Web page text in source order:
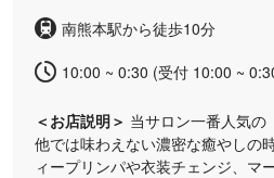
南熊本駅から徒歩10分
10:00 ~ 0:30 (受付 10:00 ~
＜お店説明＞ 当サロン一番人気の
他では味わえない濃密な癒やしの
ィープリンパや衣装チェンジ、マ